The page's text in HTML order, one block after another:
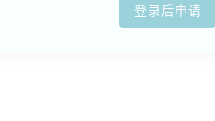
登录后申请